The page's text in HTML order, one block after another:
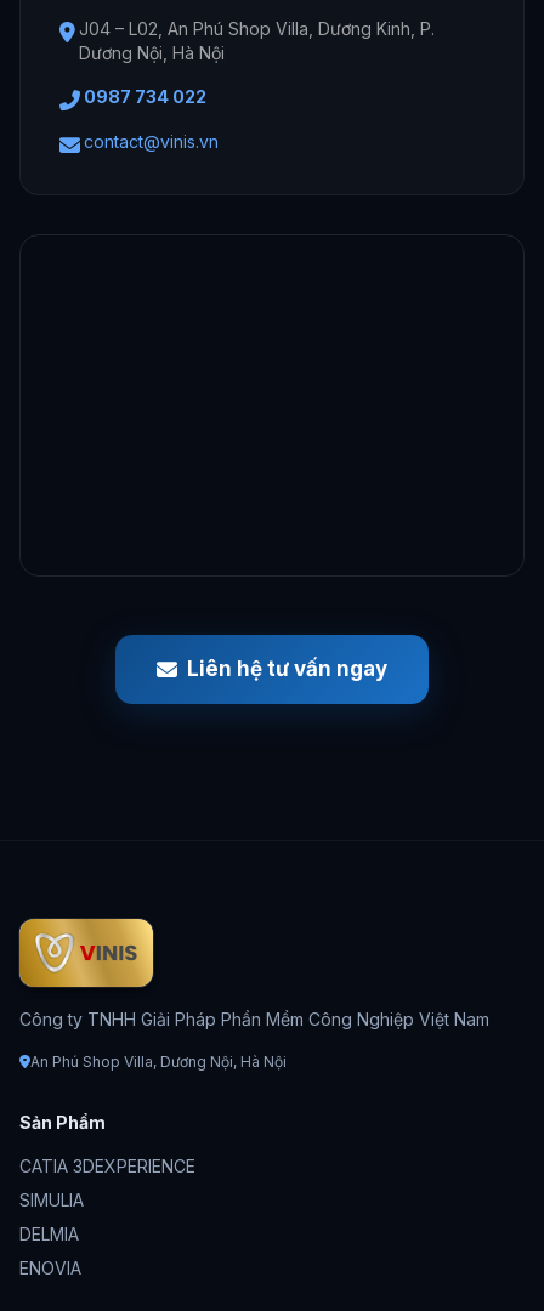
J04 – L02, An Phú Shop Villa, Dương Kinh, P.
Dương Nội, Hà Nội
0987 734 022
contact@vinis.vn
Liên hệ tư vấn ngay
Công ty TNHH Giải Pháp Phần Mềm Công Nghiệp Việt Nam
An Phú Shop Villa, Dương Nội, Hà Nội
Sản Phẩm
CATIA 3DEXPERIENCE
SIMULIA
DELMIA
ENOVIA